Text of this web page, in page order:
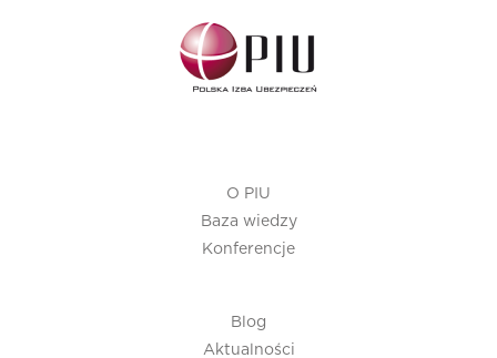
O PIU
Baza wiedzy
Konferencje
Blog
Aktualności